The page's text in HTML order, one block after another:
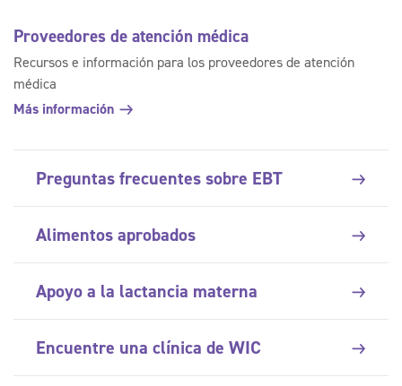
Proveedores de atención médica
Recursos e información para los proveedores de atención
médica
Más información
Preguntas frecuentes sobre EBT
Alimentos aprobados
Apoyo a la lactancia materna
Encuentre una clínica de WIC